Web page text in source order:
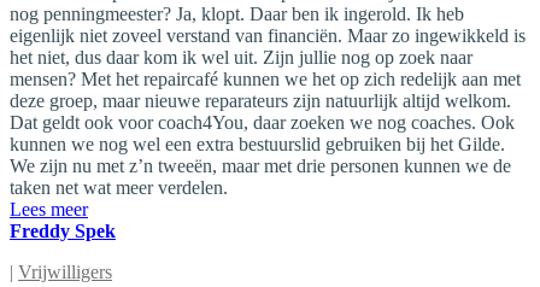
nog penningmeester? Ja, klopt. Daar ben ik ingerold. Ik heb
eigenlijk niet zoveel verstand van financiën. Maar zo ingewikkeld is
het niet, dus daar kom ik wel uit. Zijn jullie nog op zoek naar
mensen? Met het repaircafé kunnen we het op zich redelijk aan met
deze groep, maar nieuwe reparateurs zijn natuurlijk altijd welkom.
Dat geldt ook voor coach4You, daar zoeken we nog coaches. Ook
kunnen we nog wel een extra bestuurslid gebruiken bij het Gilde.
We zijn nu met z’n tweeën, maar met drie personen kunnen we de
taken net wat meer verdelen.
Lees meer
Freddy Spek
| Vrijwilligers